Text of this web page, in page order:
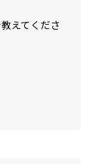
えてくださ